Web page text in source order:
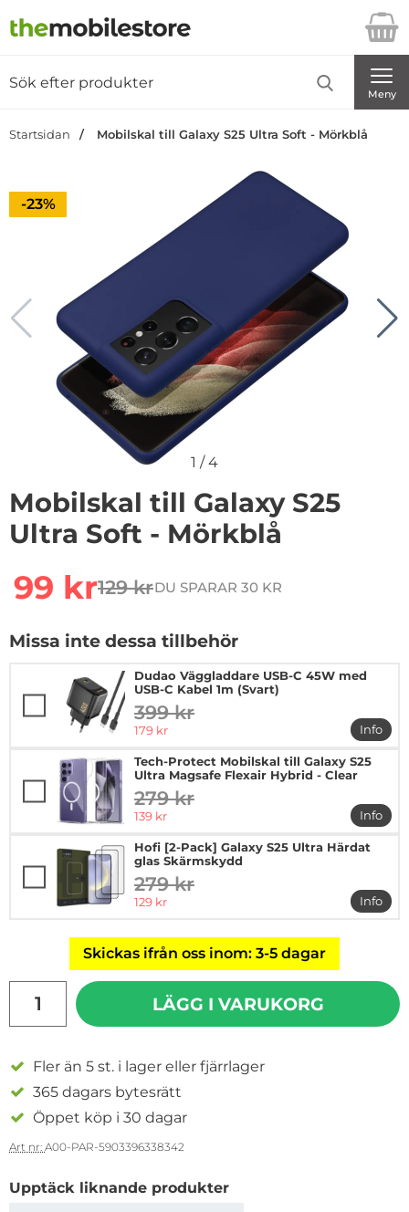
Startsidan för Danira Telecom AB
Meny
Startsidan Mobilskal till Galaxy S25 Ultra Soft - Mörkblå
Priset är nedsatt med
-23%
1 /4
Mobilskal till Galaxy S25
Ultra Soft - Mörkblå
rea pris
99 krtidigare pris
129 krDU SPARAR 30 KR
Missa inte dessa tillbehör
Dudao Väggladdare USB-C 45W med
USB-C Kabel 1m (Svart)
tidigare pris
399 kr
rea pris
179 kr
Info
mer
Tech-Protect Mobilskal till Galaxy S25
Ultra Magsafe Flexair Hybrid - Clear
tidigare pris
279 kr
rea pris
139 kr
Info
mer
Hofi [2-Pack] Galaxy S25 Ultra Härdat
glas Skärmskydd
tidigare pris
279 kr
rea pris
129 kr
Info
mer
Skickas ifrån oss inom: 3-5 dagar
LÄGG I VARUKORG
Fler än 5 st. i lager eller fjärrlager
365 dagars bytesrätt
Öppet köp i 30 dagar
Art nr: A00-PAR-5903396338342
Upptäck liknande produkter